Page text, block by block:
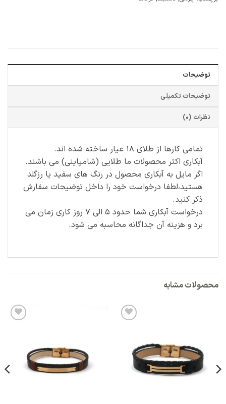
توضیحات
توضیحات تکمیلی
نظرات (0)
تمامی کارها از طلای ۱۸ عیار ساخته شده اند.
آبکاری اکثر محصولات ما طلایی (شامپاینی) می باشند.
اگر مایل به آبکاری محصول در رنگ های سفید یا رزگلد
هستید،لطفا درخواست خود را داخل توضیحات سفارش
ذکر کنید.
درخواست آبکاری شما حدود ۵ الی ۷ روز کاری زمان می
برد و هزینه آن جداگانه محاسبه می شود.
محصولات مشابه
مندی
ها